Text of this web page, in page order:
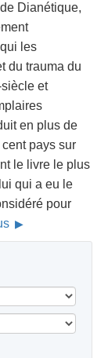
Dianétique,
les
du trauma du
et
en plus de
pays sur
le livre le plus
qui a eu le
pour